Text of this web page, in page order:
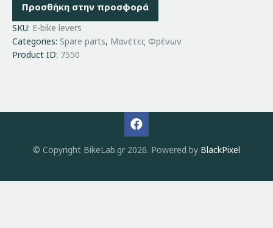
Προσθήκη στην προσφορά
SKU: E-bike levers
Categories: Spare parts, Μανέτες Φρένων
Product ID: 7550
© Copyright BikeLab.gr 2026. Powered by BlackPixel